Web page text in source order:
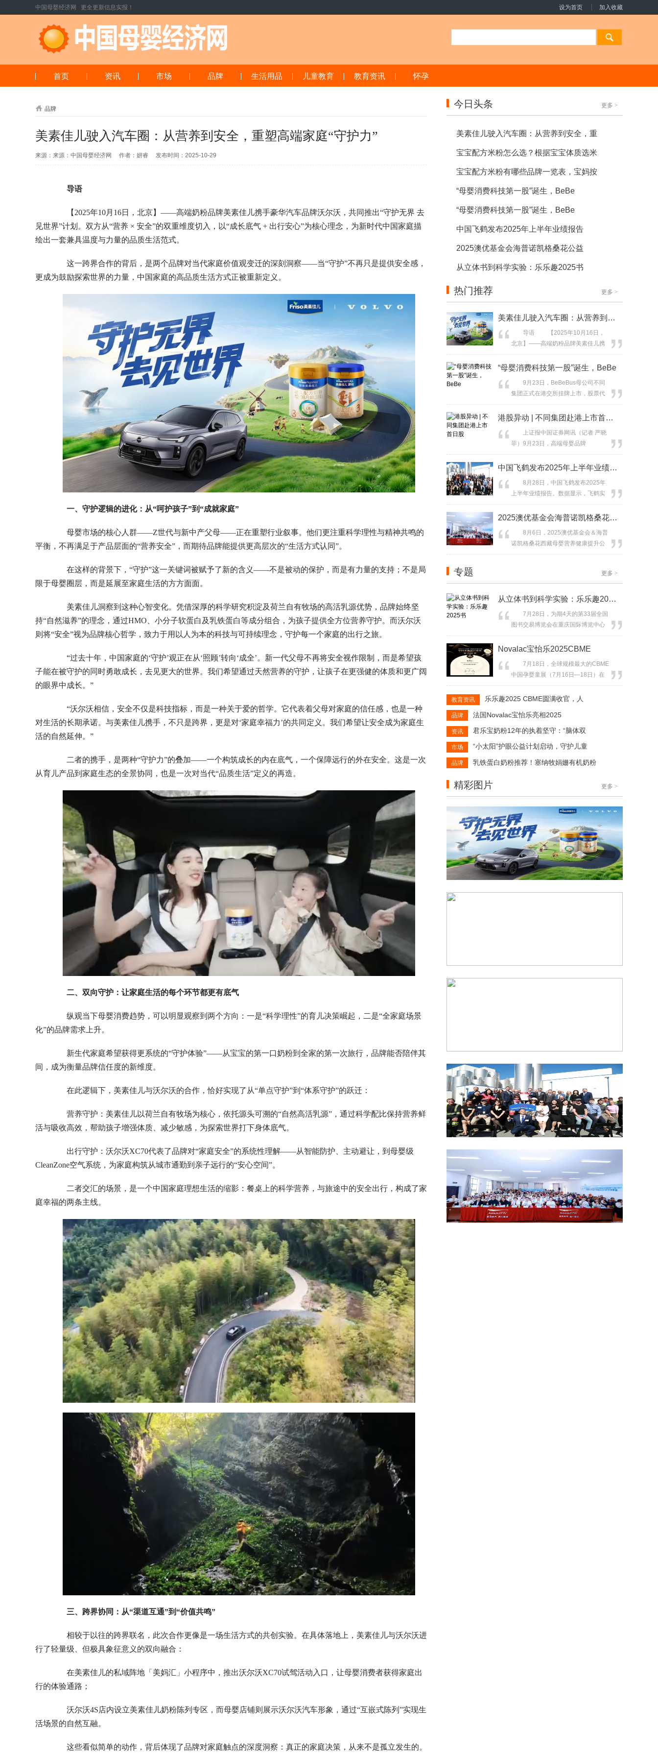
中国母婴经济网 更全更新信息实报！ 设为首页 加入收藏
首页 资讯 市场 品牌 生活用品 儿童教育 教育资讯 怀孕
品牌
美素佳儿驶入汽车圈：从营养到安全，重塑高端家庭“守护力”
来源：来源：中国母婴经济网 作者：妍睿 发布时间：2025-10-29
导语
【2025年10月16日，北京】——高端奶粉品牌美素佳儿携手豪华汽车品牌沃尔沃，共同推出“守护无界 去
见世界”计划。双方从“营养 × 安全”的双重维度切入，以“成长底气 + 出行安心”为核心理念，为新时代中国家庭描
绘出一套兼具温度与力量的品质生活范式。
这一跨界合作的背后，是两个品牌对当代家庭价值观变迁的深刻洞察——当“守护”不再只是提供安全感，
更成为鼓励探索世界的力量，中国家庭的高品质生活方式正被重新定义。
一、守护逻辑的进化：从“呵护孩子”到“成就家庭”
母婴市场的核心人群——Z世代与新中产父母——正在重塑行业叙事。他们更注重科学理性与精神共鸣的
平衡，不再满足于产品层面的“营养安全”，而期待品牌能提供更高层次的“生活方式认同”。
在这样的背景下，“守护”这一关键词被赋予了新的含义——不是被动的保护，而是有力量的支持；不是局
限于母婴圈层，而是延展至家庭生活的方方面面。
美素佳儿洞察到这种心智变化。凭借深厚的科学研究积淀及荷兰自有牧场的高活乳源优势，品牌始终坚
持“自然滋养”的理念，通过HMO、小分子软蛋白及乳铁蛋白等成分组合，为孩子提供全方位营养守护。而沃尔沃
则将“安全”视为品牌核心哲学，致力于用以人为本的科技与可持续理念，守护每一个家庭的出行之旅。
“过去十年，中国家庭的‘守护’观正在从‘照顾’转向‘成全’。新一代父母不再将安全视作限制，而是希望孩
子能在被守护的同时勇敢成长，去见更大的世界。我们希望通过天然营养的守护，让孩子在更强健的体质和更广阔
的眼界中成长。”
“沃尔沃相信，安全不仅是科技指标，而是一种关于爱的哲学。它代表着父母对家庭的信任感，也是一种
对生活的长期承诺。与美素佳儿携手，不只是跨界，更是对‘家庭幸福力’的共同定义。我们希望让安全成为家庭生
活的自然延伸。”
二者的携手，是两种“守护力”的叠加——一个构筑成长的内在底气，一个保障远行的外在安全。这是一次
从育儿产品到家庭生态的全景协同，也是一次对当代“品质生活”定义的再造。
二、双向守护：让家庭生活的每个环节都更有底气
纵观当下母婴消费趋势，可以明显观察到两个方向：一是“科学理性”的育儿决策崛起，二是“全家庭场景
化”的品牌需求上升。
新生代家庭希望获得更系统的“守护体验”——从宝宝的第一口奶粉到全家的第一次旅行，品牌能否陪伴其
间，成为衡量品牌信任度的新维度。
在此逻辑下，美素佳儿与沃尔沃的合作，恰好实现了从“单点守护”到“体系守护”的跃迁：
营养守护：美素佳儿以荷兰自有牧场为核心，依托源头可溯的“自然高活乳源”，通过科学配比保持营养鲜
活与吸收高效，帮助孩子增强体质、减少敏感，为探索世界打下身体底气。
出行守护：沃尔沃XC70代表了品牌对“家庭安全”的系统性理解——从智能防护、主动避让，到母婴级
CleanZone空气系统，为家庭构筑从城市通勤到亲子远行的“安心空间”。
二者交汇的场景，是一个中国家庭理想生活的缩影：餐桌上的科学营养，与旅途中的安全出行，构成了家
庭幸福的两条主线。
三、跨界协同：从“渠道互通”到“价值共鸣”
相较于以往的跨界联名，此次合作更像是一场生活方式的共创实验。在具体落地上，美素佳儿与沃尔沃进
行了轻量级、但极具象征意义的双向融合：
在美素佳儿的私域阵地「美妈汇」小程序中，推出沃尔沃XC70试驾活动入口，让母婴消费者获得家庭出
行的体验通路；
沃尔沃4S店内设立美素佳儿奶粉陈列专区，而母婴店铺则展示沃尔沃汽车形象，通过“互嵌式陈列”实现生
活场景的自然互融。
这些看似简单的动作，背后体现了品牌对家庭触点的深度洞察：真正的家庭决策，从来不是孤立发生的。
今日头条 更多 >
美素佳儿驶入汽车圈：从营养到安全，重
宝宝配方米粉怎么选？根据宝宝体质选米
宝宝配方米粉有哪些品牌一览表，宝妈按
“母婴消费科技第一股”诞生，BeBe
“母婴消费科技第一股”诞生，BeBe
中国飞鹤发布2025年上半年业绩报告
2025澳优基金会海普诺凯格桑花公益
从立体书到科学实验：乐乐趣2025书
热门推荐 更多 >
美素佳儿驶入汽车圈：从营养到安全，重
导语 【2025年10月16日，
北京】——高端奶粉品牌美素佳儿携
手豪华汽车品牌沃尔沃，共同推出“守
护无界 去见世界”计划。双方从“营养 ×
出行安心”为核心理念，为新时代中国
家庭描绘出一套兼具温度与力量的品
后，是两个...
“母婴消费科技第一股”诞生，BeBe
9月23日，BeBeBus母公司不同
集团正式在港交所挂牌上市，股票代
码06090.HK。本次发行价为71.20港
元/股，开盘价报100.40港元/股，较发
信证券与海通国际，携手多家律师事
务所、会计师事务所等中介机构代表
股”正...
港股异动 | 不同集团赴港上市首日股
上证报中国证券网讯（记者 严晓
菲）9月23日，高端母婴品牌
BeBeBus母公司不同集团赴港上市首
日开盘一度飙涨超41%，升破100港
稿，不同集团涨近30%，总市值超过
83亿港元。 不同集团自成立以
力。2020年至2021年，不...
中国飞鹤发布2025年上半年业绩报告
8月28日，中国飞鹤发布2025年
上半年业绩报告。数据显示，飞鹤实
现营收91.5亿元（人民币，下同），
净利润10.3亿元，现金及现金等价物
沛，财务结构健康，展现出稳健的经
营基本盘。 面对日益复杂的市场
2025澳优基金会海普诺凯格桑花公益
8月6日，2025澳优基金会＆海普
诺凯格桑花西藏母婴营养健康提升公
益计划（以下简称“2025澳优基金会海
年是该公益项目连续开展的第9年，项
心联动三大核心行动，以“四维创新”开
专业力量筑牢高原母婴...
专题 更多 >
从立体书到科学实验：乐乐趣2025书
7月28日，为期4天的第33届全国
图书交易博览会在重庆国际博览中心
落下帷幕。本届书博会汇聚了上千家
参展单位，线上线下参展图书超100万
公司旗下品牌乐乐趣携丰富的互动图
书及科学秀活动亮相，成为展会焦
科学探索体验。 精品图书齐亮
相...
Novalac宝怡乐2025CBME
7月18日，全球规模最大的CBME
中国孕婴童展（7月16日—18日）在
国家会展中心（上海）落下帷幕。深
耕婴幼儿特殊营养的专业品牌Novalac
焦点。其专为轻中度牛奶蛋白过敏
（CMPA）婴儿打造的“防溢奶大米蛋
渠道伙伴高度关注...
教育资讯 乐乐趣2025 CBME圆满收官，人
品牌 法国Novalac宝怡乐亮相2025
资讯 君乐宝奶粉12年的执着坚守：“脑体双
市场 “小太阳”护眼公益计划启动，守护儿童
品牌 乳铁蛋白奶粉推荐！塞纳牧娟姗有机奶粉
精彩图片 更多 >